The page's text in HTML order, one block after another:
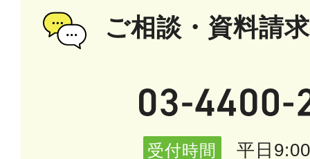
ご相談・資料請
受付時間 平日